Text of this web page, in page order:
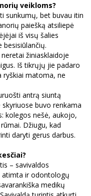
veikloms?
sunkumų, bet buvau itin
paiešką atsiliepė
iš visų šalies
besisiūlančių.
žiniasklaidoje
Iš tikrųjų jie padaro
ryškiai matoma, ne
antrą siuntą
buvo renkama
kolegos nešė, aukojo,
Džiugu, kad
daryti gerus darbus.
– savivaldos
atimta ir odontologų
medikų